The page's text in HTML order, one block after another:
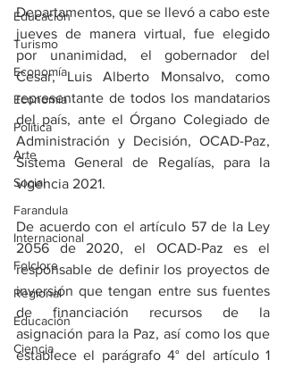
Educación
Turismo
Economía
Economía
Política
Arte
Social
Farandula
Internacional
Folclore
Regional
Educación
Ciencia
Departamentos, que se llevó a cabo este
jueves de manera virtual, fue elegido
por unanimidad, el gobernador del
Cesar, Luis Alberto Monsalvo, como
representante de todos los mandatarios
del país, ante el Órgano Colegiado de
Administración y Decisión, OCAD-Paz,
Sistema General de Regalías, para la
vigencia 2021.
De acuerdo con el artículo 57 de la Ley
2056 de 2020, el OCAD-Paz es el
responsable de definir los proyectos de
inversión que tengan entre sus fuentes
de financiación recursos de la
asignación para la Paz, así como los que
establece el parágrafo 4° del artículo 1